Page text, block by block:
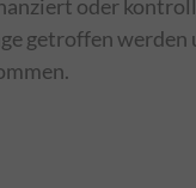
oder
getroffen werden